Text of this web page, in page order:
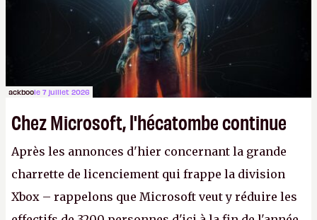
peut commencer à fantasmer.A.
ackboole 7 juillet 2026
Chez Microsoft, l'hécatombe continue
Après les annonces d'hier concernant la grande
charrette de licenciement qui frappe la division
Xbox – rappelons que Microsoft veut y réduire les